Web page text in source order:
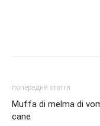
попередня стаття
Muffa di melma di
cane